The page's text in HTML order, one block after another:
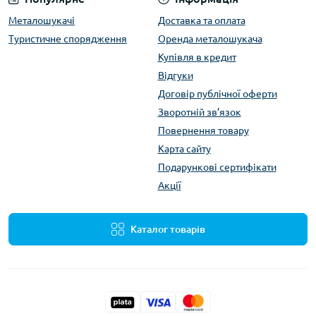
Металошукачі
Туристичне спорядження
Доставка та оплата
Оренда металошукача
Купівля в кредит
Відгуки
Договір публічної оферти
Зворотній зв’язок
Повернення товару
Карта сайту
Подарункові сертифікати
Акції
Каталог товарів